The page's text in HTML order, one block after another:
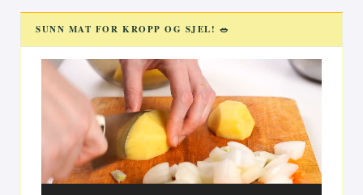
SUNN MAT FOR KROPP OG SJEL! 🥗
Videoavspiller